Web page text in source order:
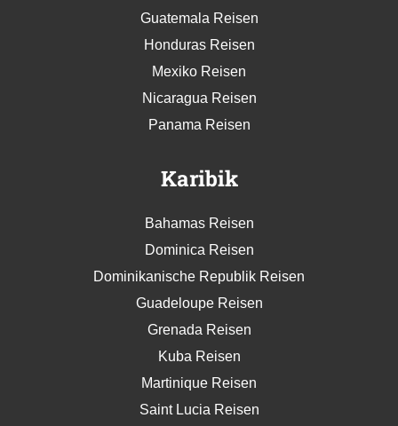
Guatemala Reisen
Honduras Reisen
Mexiko Reisen
Nicaragua Reisen
Panama Reisen
Karibik
Bahamas Reisen
Dominica Reisen
Dominikanische Republik Reisen
Guadeloupe Reisen
Grenada Reisen
Kuba Reisen
Martinique Reisen
Saint Lucia Reisen